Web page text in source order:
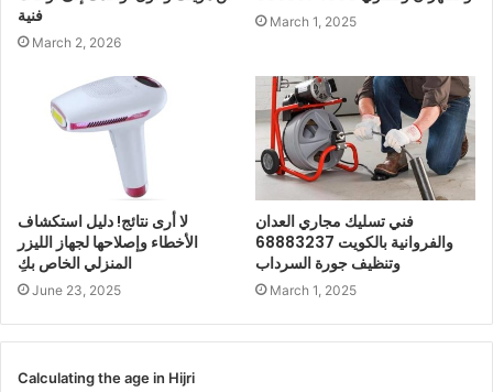
فنية
March 2, 2026
March 1, 2025
لا أرى نتائج! دليل استكشاف
الأخطاء وإصلاحها لجهاز الليزر
المنزلي الخاص بكِ
June 23, 2025
فني تسليك مجاري العدان
والفروانية بالكويت 68883237
وتنظيف جورة السرداب
March 1, 2025
Calculating the age in Hijri